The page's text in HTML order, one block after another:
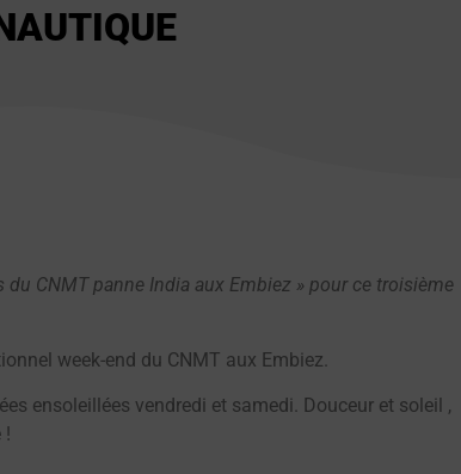
CNMT panne India aux Embiez » pour ce troisième
week-end du CNMT aux Embiez.
ensoleillées vendredi et samedi. Douceur et soleil ,
!